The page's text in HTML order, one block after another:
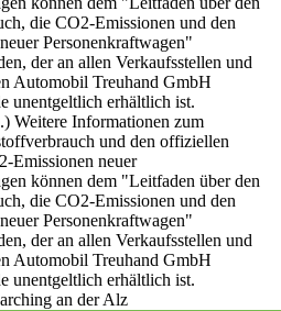
die CO2-Emissionen und den
Personenkraftwagen"
der an allen Verkaufsstellen und
Automobil Treuhand GmbH
unentgeltlich erhältlich ist.
Weitere Informationen zum
und den offiziellen
Emissionen neuer
können dem "Leitfaden über den
die CO2-Emissionen und den
Personenkraftwagen"
der an allen Verkaufsstellen und
Automobil Treuhand GmbH
unentgeltlich erhältlich ist.
an der Alz